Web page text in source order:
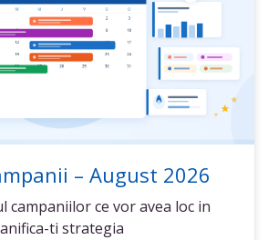
– August 2026
campaniilor ce vor avea loc in
ti strategia